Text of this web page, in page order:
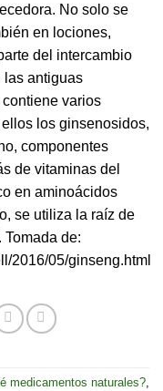
No solo se
en lociones,
del intercambio
las antiguas
varios
los ginsenosidos,
componentes
de vitaminas del
en aminoácidos
se utiliza la raíz de
Tomada de:
2016/05/ginseng.html
medicamentos naturales?,